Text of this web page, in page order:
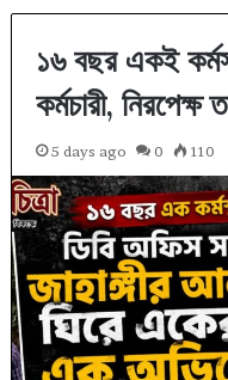
১৬ বছর একই
কর্মচারী, নিরপেক্ষ
5 days ago 0 110